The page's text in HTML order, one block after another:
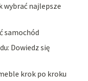
wybrać najlepsze
samochód
Dowiedz się
krok po kroku